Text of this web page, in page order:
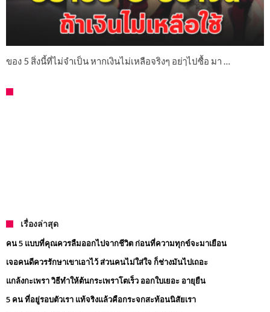
ของ 5 สิ่งนี้ที่ไม่จำเป็น หากเงินไม่เหลือจริงๆ อย่ๅไปซื้อ มา …
เรื่องล่าสุด
คน 5 แบบที่คุณควรลืมออกไปจากชีวิต ก่อนที่ความทุกข์จะมาเยือน
เจอคนดีควรรักษาเขาเอาไว้ ส่วนคนไม่ใส่ใจ ก็ช่างมันไปเถอะ
แกล้งกะเพรา วิธีทำให้ต้นกระเพราโตเร็ว ออกใบเยอะ อายุยืน
5 คน ที่อยู่รอบตัวเรา แท้จริงแล้วคือกระจกสะท้อนนิสัยเรา